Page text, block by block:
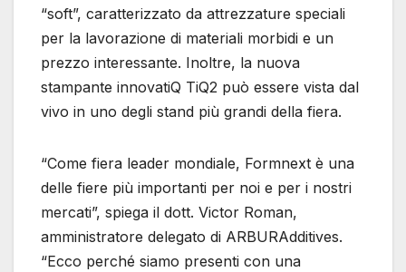
“soft”, caratterizzato da attrezzature speciali
per la lavorazione di materiali morbidi e un
prezzo interessante. Inoltre, la nuova
stampante innovatiQ TiQ2 può essere vista dal
vivo in uno degli stand più grandi della fiera.
“Come fiera leader mondiale, Formnext è una
delle fiere più importanti per noi e per i nostri
mercati”, spiega il dott. Victor Roman,
amministratore delegato di ARBURAdditives.
“Ecco perché siamo presenti con una